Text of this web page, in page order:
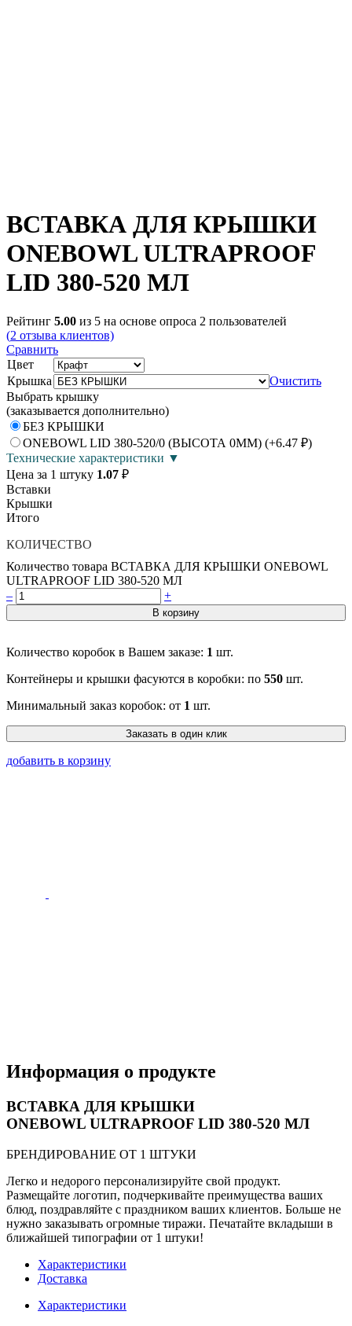
ВСТАВКА ДЛЯ КРЫШКИ
ONEBOWL ULTRAPROOF
LID 380-520 МЛ
Рейтинг 5.00 из 5 на основе опроса 2 пользователей
(2 отзыва клиентов)
Сравнить
Цвет
Крышка
Очистить
Выбрать крышку
(заказывается дополнительно)
БЕЗ КРЫШКИ
ONEBOWL LID 380-520/0 (ВЫСОТА 0ММ) (+6.47 ₽)
Технические характеристики ▼
Цена за 1 штуку 1.07 ₽
Вставки
Крышки
Итого
КОЛИЧЕСТВО
Количество товара ВСТАВКА ДЛЯ КРЫШКИ ONEBOWL
ULTRAPROOF LID 380-520 МЛ
–
+
В корзину
Количество коробок в Вашем заказе: 1 шт.
Контейнеры и крышки фасуются в коробки: по 550 шт.
Минимальный заказ коробок: от 1 шт.
Заказать в один клик
добавить в корзину
Информация о продукте
ВСТАВКА ДЛЯ КРЫШКИ
ONEBOWL ULTRAPROOF LID 380-520 МЛ
БРЕНДИРОВАНИЕ ОТ 1 ШТУКИ
Легко и недорого персонализируйте свой продукт.
Размещайте логотип, подчеркивайте преимущества ваших
блюд, поздравляйте с праздником ваших клиентов. Больше не
нужно заказывать огромные тиражи. Печатайте вкладыши в
ближайшей типографии от 1 штуки!
Характеристики
Доставка
Характеристики